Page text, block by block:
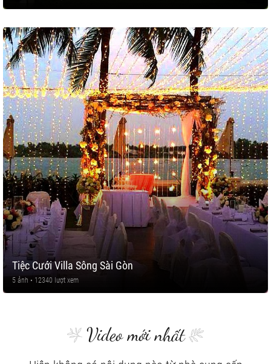
Tiệc Cưới Villa Sông Sài Gòn
5 ảnh • 12340 lượt xem
Video mới nhất